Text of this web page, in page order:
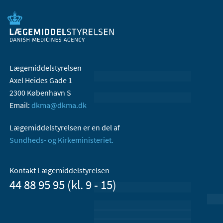
Lægemiddelstyrelsen
Axel Heides Gade 1
2300 København S
Email: dkma@dkma.dk
Lægemiddelstyrelsen er en del af
Sundheds- og Kirkeministeriet.
Kontakt Lægemiddelstyrelsen
44 88 95 95 (kl. 9 - 15)